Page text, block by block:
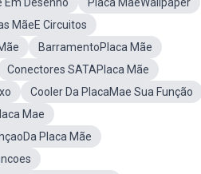
MãeE Circuitos
BarramentoPlaca Mãe
Conectores SATAPlaca Mãe
Cooler Da PlacaMae Sua Função
Mae
Placa Mãe